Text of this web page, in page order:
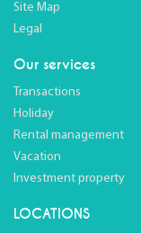
Site Map
Legal
Our services
Transactions
Holiday
Rental management
Vacation
Investment property
LOCATIONS